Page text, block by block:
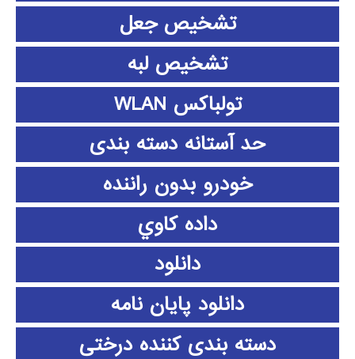
تشخیص جعل
تشخیص لبه
تولباکس WLAN
حد آستانه دسته بندی
خودرو بدون راننده
داده كاوي
دانلود
دانلود پايان نامه
دسته بندی کننده درختی